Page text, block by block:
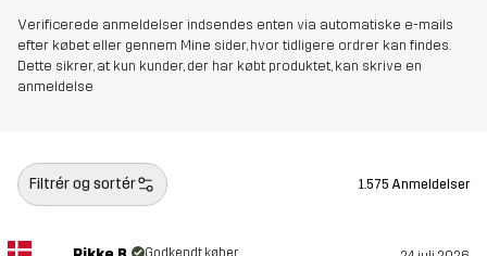
Verificerede anmeldelser indsendes enten via automatiske e-mails
efter købet eller gennem Mine sider, hvor tidligere ordrer kan findes.
Dette sikrer, at kun kunder, der har købt produktet, kan skrive en
anmeldelse
Filtrér og sortér 1.575 Anmeldelser
Godkendt køber